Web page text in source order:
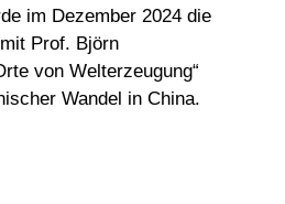
im Dezember 2024 die
Prof. Björn
von Welterzeugung“
Wandel in China.